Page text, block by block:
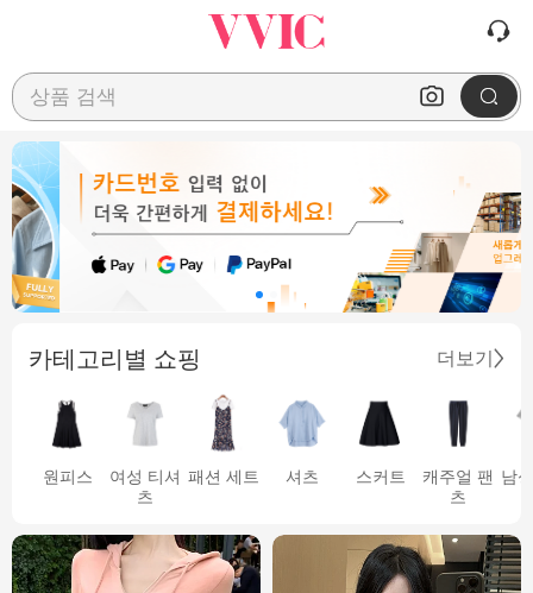
상품 검색
카테고리별 쇼핑 더보기
원피스
여성 티셔
츠
패션 세트 셔츠 스커트
캐주얼 팬
츠
남